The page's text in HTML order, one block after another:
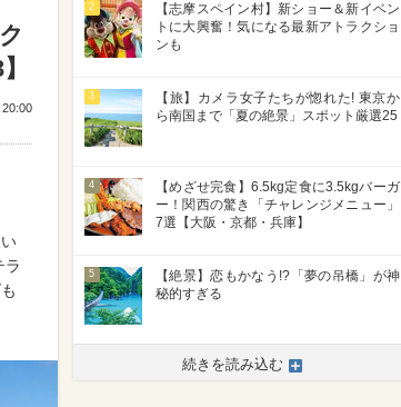
ラ
2
【志摩スペイン村】新ショー＆新イベン
トに大興奮！気になる最新アトラクショ
ンも
3
【旅】カメラ女子たちが惚れた! 東京か
ら南国まで「夏の絶景」スポット厳選25
4
【めざせ完食】6.5kg定食に3.5kgバーガ
ー！関西の驚き「チャレンジメニュー」
7選【大阪・京都・兵庫】
5
【絶景】恋もかなう!?「夢の吊橋」が神
秘的すぎる
続きを読み込む